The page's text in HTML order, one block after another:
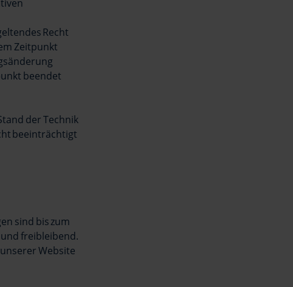
Recht
Zeitpunkt
beendet
der Technik
beeinträchtigt
sind bis zum
freibleibend.
Website